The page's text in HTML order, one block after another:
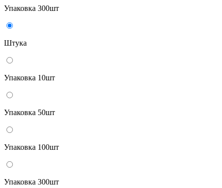
Упаковка 300шт
Штука
Упаковка 10шт
Упаковка 50шт
Упаковка 100шт
Упаковка 300шт